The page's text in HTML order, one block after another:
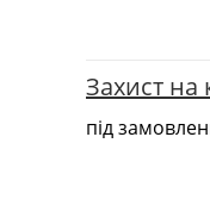
Захист на
під